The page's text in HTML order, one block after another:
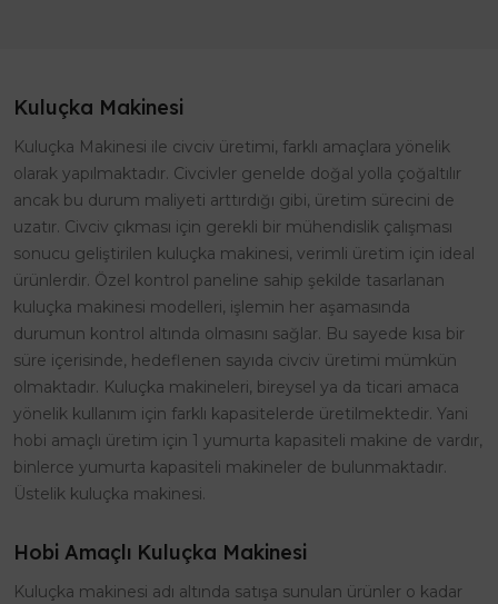
Kuluçka Makinesi
Kuluçka Makinesi ile civciv üretimi, farklı amaçlara yönelik
olarak yapılmaktadır. Civcivler genelde doğal yolla çoğaltılır
ancak bu durum maliyeti arttırdığı gibi, üretim sürecini de
uzatır. Civciv çıkması için gerekli bir mühendislik çalışması
sonucu geliştirilen kuluçka makinesi, verimli üretim için ideal
ürünlerdir. Özel kontrol paneline sahip şekilde tasarlanan
kuluçka makinesi modelleri, işlemin her aşamasında
durumun kontrol altında olmasını sağlar. Bu sayede kısa bir
süre içerisinde, hedeflenen sayıda civciv üretimi mümkün
olmaktadır. Kuluçka makineleri, bireysel ya da ticari amaca
yönelik kullanım için farklı kapasitelerde üretilmektedir. Yani
hobi amaçlı üretim için 1 yumurta kapasiteli makine de vardır,
binlerce yumurta kapasiteli makineler de bulunmaktadır.
Üstelik kuluçka makinesi.
Hobi Amaçlı Kuluçka Makinesi
Kuluçka makinesi adı altında satışa sunulan ürünler o kadar